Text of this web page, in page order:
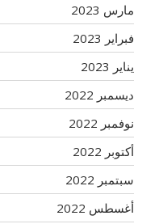
مارس 2023
فبراير 2023
يناير 2023
ديسمبر 2022
نوفمبر 2022
أكتوبر 2022
سبتمبر 2022
أغسطس 2022